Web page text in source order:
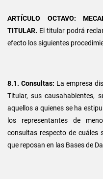
ARTÍCULO OCTAVO:
TITULAR. El titular podrá
efecto los siguientes
8.1. Consultas: La empresa
Titular, sus causahabientes,
aquellos a quienes se ha
los representantes de
consultas respecto de cuáles
que reposan en las Bases de